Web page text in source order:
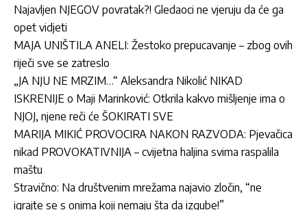
Najavljen NJEGOV povratak?! Gledaoci ne vjeruju da će ga
opet vidjeti
MAJA UNIŠTILA ANELI: Žestoko prepucavanje – zbog ovih
riječi sve se zatreslo
„JA NJU NE MRZIM…“ Aleksandra Nikolić NIKAD
ISKRENIJE o Maji Marinković: Otkrila kakvo mišljenje ima o
NJOJ, njene reči će ŠOKIRATI SVE
MARIJA MIKIĆ PROVOCIRA NAKON RAZVODA: Pjevačica
nikad PROVOKATIVNIJA – cvijetna haljina svima raspalila
maštu
Stravično: Na društvenim mrežama najavio zločin, “ne
igrajte se s onima koji nemaju šta da izgube!”